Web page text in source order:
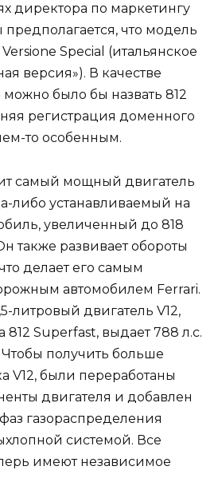
директора по маркетингу
что модель
Special (итальянское
версия»). В качестве
можно было бы назвать 812
регистрация доменного
то особенным.
самый мощный двигатель
либо устанавливаемый на
увеличенный до 818
также развивает обороты
делает его самым
автомобилем Ferrari.
литровый двигатель V12,
812 Superfast, выдает 788 л.с.
Чтобы получить больше
V12, были переработаны
двигателя и добавлен
газораспределения
системой. Все
имеют независимое